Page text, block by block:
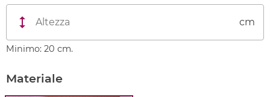
cm
Minimo: 20 cm.
Materiale